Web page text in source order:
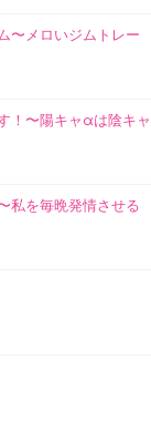
〜メロいジムトレー
！〜陽キャαは陰キャ
私を毎晩発情させる